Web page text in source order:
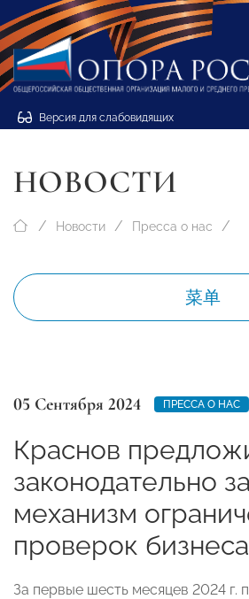
Версия для слабовидящих
НОВОСТИ
Новости Пресса о нас
菜单
05 Сентября 2024 ПРЕССА О НАС
Краснов
законодательно
механизм
проверок бизнеса
За первые шесть месяцев 2024 г.